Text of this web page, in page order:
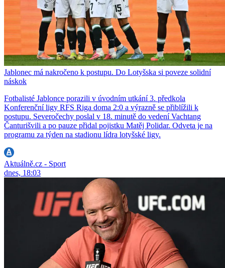
Jablonec má nakročeno k postupu. Do Lotyšska si poveze solidní
náskok
Fotbalisté Jablonce porazili v úvodním utkání 3. předkola
Konferenční ligy RFS Riga doma 2:0 a výrazně se přiblížili k
postupu. Severočechy poslal v 18. minutě do vedení Vachtang
Čanturišvili a po pauze přidal pojistku Matěj Polidar. Odveta je na
programu za týden na stadionu lídra lotyšské ligy.
Aktuálně.cz - Sport
dnes, 18:03